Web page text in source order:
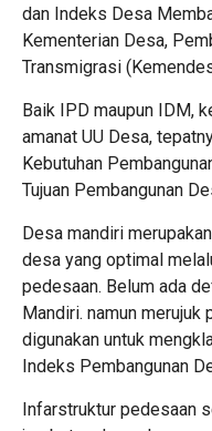
dan Indeks Desa
Kementerian Desa,
Transmigrasi
Baik IPD maupun IDM,
amanat UU Desa,
Kebutuhan
Tujuan Pembangunan
Desa mandiri
desa yang optimal
pedesaan. Belum ada
Mandiri. namun
digunakan untuk
Indeks Pembangunan
Infarstruktur pedesaan